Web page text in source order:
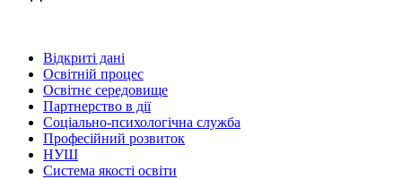
Відкриті дані
Освітній процес
Освітнє середовище
Партнерство в дії
Соціально-психологічна служба
Професійний розвиток
НУШ
Система якості освіти